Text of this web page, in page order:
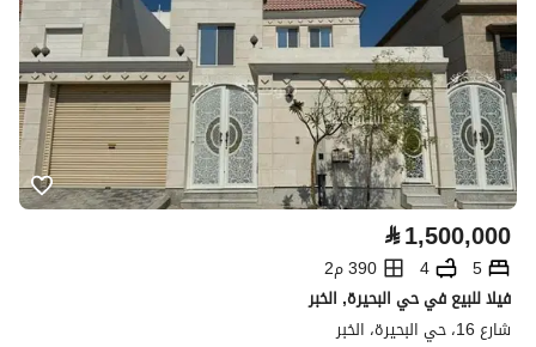
⃁1,500,000
5
4
390 م2
فيلا للبيع في حي البحيرة, الخبر
شارع 16، حي البحيرة، الخبر